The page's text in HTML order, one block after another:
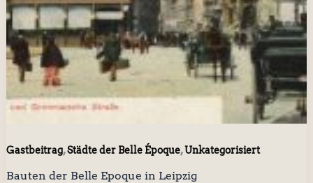
Gastbeitrag,Städte der Belle Époque,Unkategorisiert
Bauten der Belle Epoque in Leipzig